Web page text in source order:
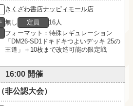
きくざわ書店ナッピィモール店
無し 定員
16人
フォーマット：特殊レギュレーション
「DM26-SD1ドキドキつよいデッキ 25の
王道」＋10枚まで改造可能の限定戦
16:00 開催
非公認大会）